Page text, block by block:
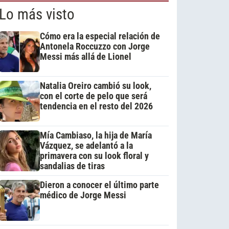
más visto
Cómo era la especial relación de
Antonela Roccuzzo con Jorge
Messi más allá de Lionel
Natalia Oreiro cambió su look,
con el corte de pelo que será
tendencia en el resto del 2026
Mía Cambiaso, la hija de María
Vázquez, se adelantó a la
primavera con su look floral y
sandalias de tiras
Dieron a conocer el último parte
médico de Jorge Messi